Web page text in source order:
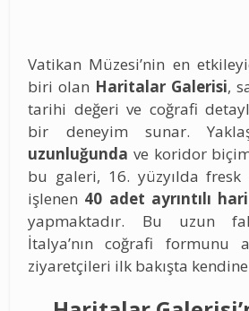
Vatikan Müzesi’nin en
biri olan Haritalar Galerisi,
tarihi değeri ve coğrafi
bir deneyim sunar.
uzunluğunda ve koridor
bu galeri, 16. yüzyılda
işlenen 40 adet ayrıntılı
yapmaktadır. Bu uzun
İtalya’nın coğrafi formunu
ziyaretçileri ilk bakışta